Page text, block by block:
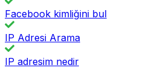
Facebook kimliğini bul
IP Adresi Arama
IP adresim nedir